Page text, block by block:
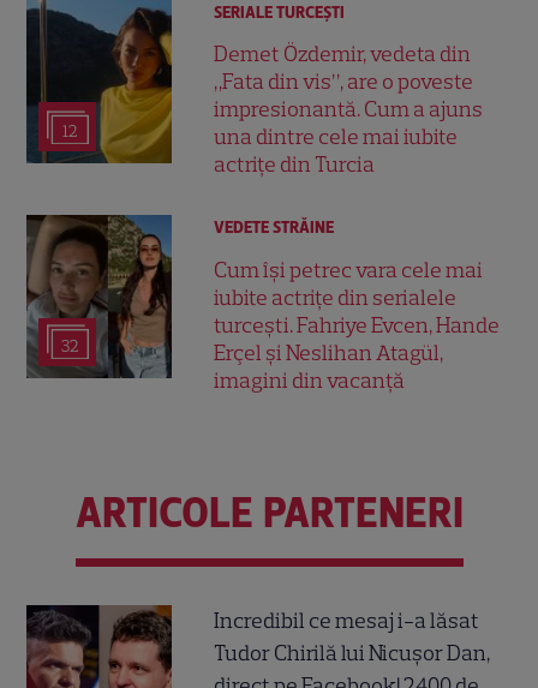
12
SERIALE TURCEŞTI
Demet Özdemir, vedeta din
„Fata din vis”, are o poveste
impresionantă. Cum a ajuns
una dintre cele mai iubite
actrițe din Turcia
32
VEDETE STRĂINE
Cum își petrec vara cele mai
iubite actrițe din serialele
turcești. Fahriye Evcen, Hande
Erçel și Neslihan Atagül,
imagini din vacanță
ARTICOLE PARTENERI
Incredibil ce mesaj i-a lăsat
Tudor Chirilă lui Nicușor Dan,